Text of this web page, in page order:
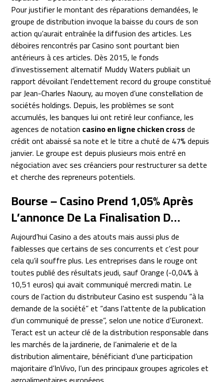
Pour justifier le montant des réparations demandées, le
groupe de distribution invoque la baisse du cours de son
action qu’aurait entraînée la diffusion des articles. Les
déboires rencontrés par Casino sont pourtant bien
antérieurs à ces articles. Dès 2015, le fonds
d’investissement alternatif Muddy Waters publiait un
rapport dévoilant l’endettement record du groupe constitué
par Jean-Charles Naoury, au moyen d’une constellation de
sociétés holdings. Depuis, les problèmes se sont
accumulés, les banques lui ont retiré leur confiance, les
agences de notation casino en ligne chicken crossde
crédit ont abaissé sa note et le titre a chuté de 47% depuis
janvier. Le groupe est depuis plusieurs mois entré en
négociation avec ses créanciers pour restructurer sa dette
et cherche des repreneurs potentiels.
Bourse – Casino Prend 1,05% Après
L’annonce De La Finalisation D…
Aujourd’hui Casino a des atouts mais aussi plus de
faiblesses que certains de ses concurrents et c’est pour
cela qu’il souffre plus. Les entreprises dans le rouge ont
toutes publié des résultats jeudi, sauf Orange (-0,04% à
10,51 euros) qui avait communiqué mercredi matin. Le
cours de l’action du distributeur Casino est suspendu “à la
demande de la société” et “dans l’attente de la publication
d’un communiqué de presse”, selon une notice d’Euronext.
Teract est un acteur clé de la distribution responsable dans
les marchés de la jardinerie, de l’animalerie et de la
distribution alimentaire, bénéficiant d’une participation
majoritaire d’InVivo, l’un des principaux groupes agricoles et